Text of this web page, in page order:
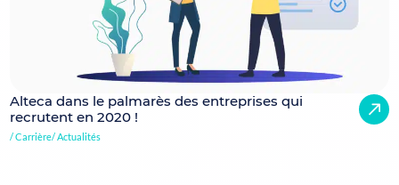
Alteca dans le palmarès des entreprises qui
recrutent en 2020 !
Carrière Actualités